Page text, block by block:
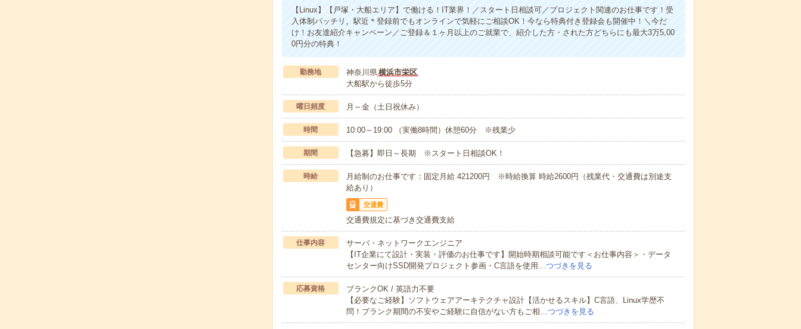
【Linux】【戸塚・大船エリア】で働ける！IT業界！／スタート日相談可／プロジェクト関連のお仕事です！受
入体制バッチリ。駅近＊登録前でもオンラインで気軽にご相談OK！今なら特典付き登録会も開催中！＼今だ
け！お友達紹介キャンペーン／ご登録＆１ヶ月以上のご就業で、紹介した方・された方どちらにも最大3万5,00
0円分の特典！
勤務地 神奈川県 横浜市栄区
大船駅から徒歩5分
曜日頻度 月～金（土日祝休み）
時間 10:00～19:00 （実働8時間）休憩60分 ※残業少
期間 【急募】即日～長期 ※スタート日相談OK！
時給
月給制のお仕事です：固定月給 421200円 ※時給換算 時給2600円（残業代・交通費は別途支
給あり）
交通費
交通費規定に基づき交通費支給
仕事内容
サーバ・ネットワークエンジニア
【IT企業にて設計・実装・評価のお仕事です】開始時期相談可能です＜お仕事内容＞・データ
センター向けSSD開発プロジェクト参画・C言語を使用… つづきを見る
応募資格
ブランクOK / 英語力不要
【必要なご経験】ソフトウェアアーキテクチャ設計【活かせるスキル】C言語、Linux学歴不
問！ブランク期間の不安やご経験に自信がない方もご相… つづきを見る